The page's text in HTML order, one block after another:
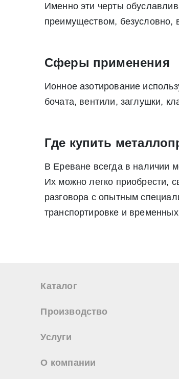
Именно эти черты
преимуществом, безусловно,
Сферы применения
Ионное азотирование
бочата, вентили, заглушки,
Где купить
В Ереване всегда в наличии
Их можно легко приобрести,
разговора с опытным
транспортировке и
Каталог
Производство
Услуги
О компании